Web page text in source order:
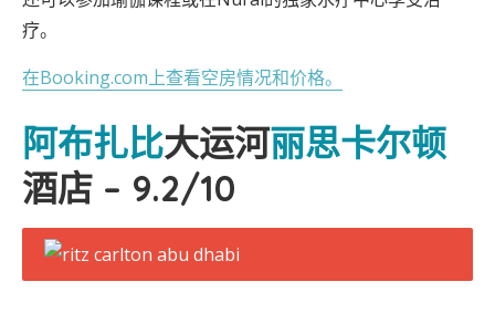
疗。
在Booking.com上查看空房情况和价格。
阿布扎比大运河丽思卡尔顿
酒店 – 9.2/10